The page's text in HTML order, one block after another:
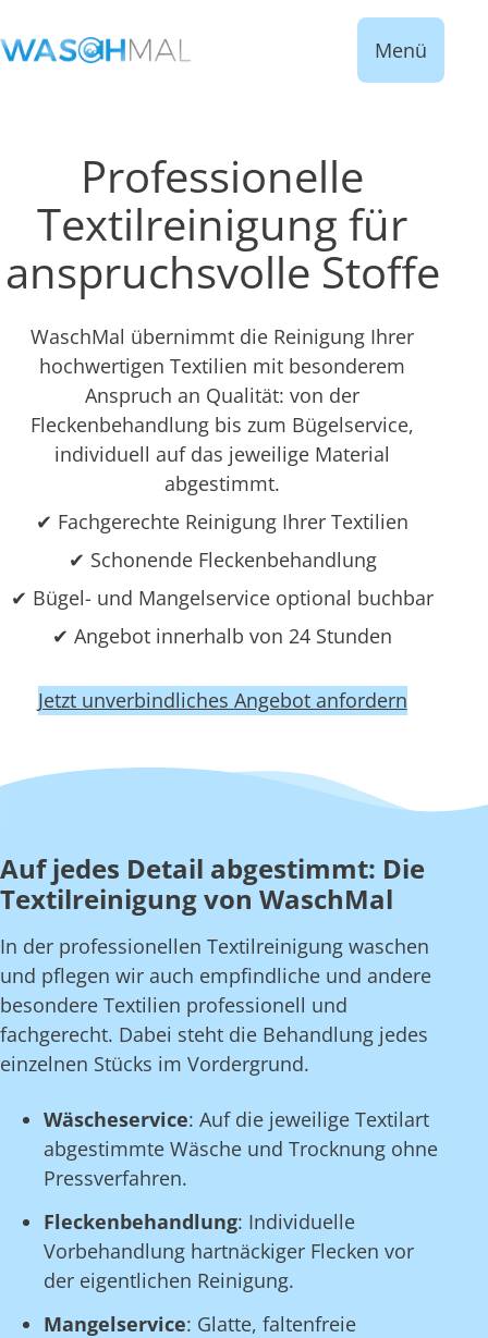
Menü
Professionelle
Textilreinigung für
anspruchsvolle Stoffe
WaschMal übernimmt die Reinigung Ihrer
hochwertigen Textilien mit besonderem
Anspruch an Qualität: von der
Fleckenbehandlung bis zum Bügelservice,
individuell auf das jeweilige Material
abgestimmt.
✔ Fachgerechte Reinigung Ihrer Textilien
✔ Schonende Fleckenbehandlung
✔ Bügel- und Mangelservice optional buchbar
✔ Angebot innerhalb von 24 Stunden
Jetzt unverbindliches Angebot anfordern
Auf jedes Detail abgestimmt: Die
Textilreinigung von WaschMal
In der professionellen Textilreinigung waschen
und pflegen wir auch empfindliche und andere
besondere Textilien professionell und
fachgerecht. Dabei steht die Behandlung jedes
einzelnen Stücks im Vordergrund.
Wäscheservice: Auf die jeweilige Textilart
abgestimmte Wäsche und Trocknung ohne
Pressverfahren.
Fleckenbehandlung: Individuelle
Vorbehandlung hartnäckiger Flecken vor
der eigentlichen Reinigung.
Mangelservice: Glatte, faltenfreie